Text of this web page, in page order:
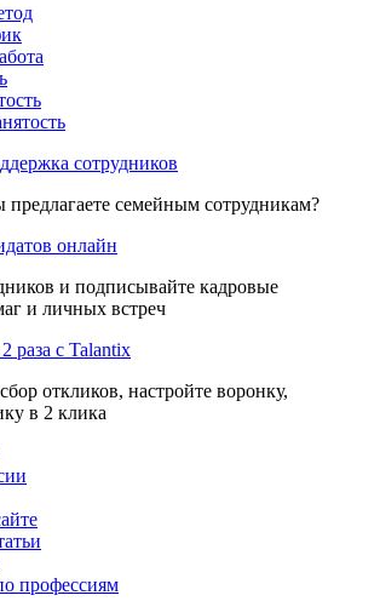
сотрудников
предлагаете семейным сотрудникам?
онлайн
и подписывайте кадровые
и личных встреч
раза с Talantix
откликов, настройте воронку,
в 2 клика
профессиям